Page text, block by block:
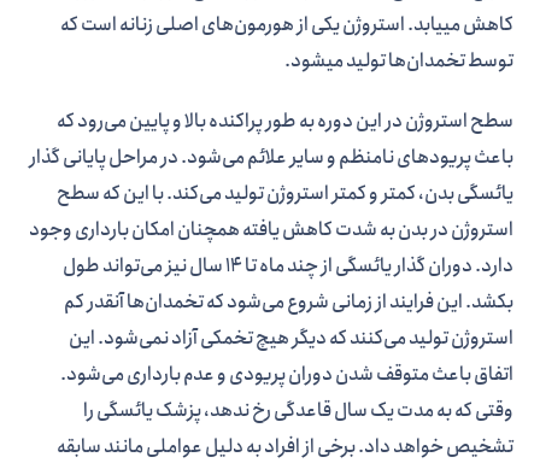
کاهش می­یابد. استروژن یکی از هورمون­‌های اصلی زنانه است که
توسط تخمدان­‌ها تولید می­شود.
سطح استروژن در این دوره به طور پراکنده بالا و پایین می‌­رود که
باعث پریودهای نامنظم و سایر علائم می­‌شود. در مراحل پایانی گذار
یائسگی بدن، کمتر و کمتر استروژن تولید می­‌کند. با این که سطح
استروژن در بدن به شدت کاهش یافته همچنان امکان بارداری وجود
دارد. دوران گذار یائسگی از چند ماه تا 14 سال نیز می­‌تواند طول
بکشد. این فرایند از زمانی شروع می­‌شود که تخمدان‌­ها آنقدر کم
استروژن تولید می­‌کنند که دیگر هیچ تخمکی آزاد نمی­‌شود. این
اتفاق باعث متوقف شدن دوران پریودی و عدم بارداری می‌­شود.
وقتی که به مدت یک سال قاعدگی رخ ندهد، پزشک یائسگی را
تشخیص خواهد داد. برخی از افراد به دلیل عواملی مانند سابقه